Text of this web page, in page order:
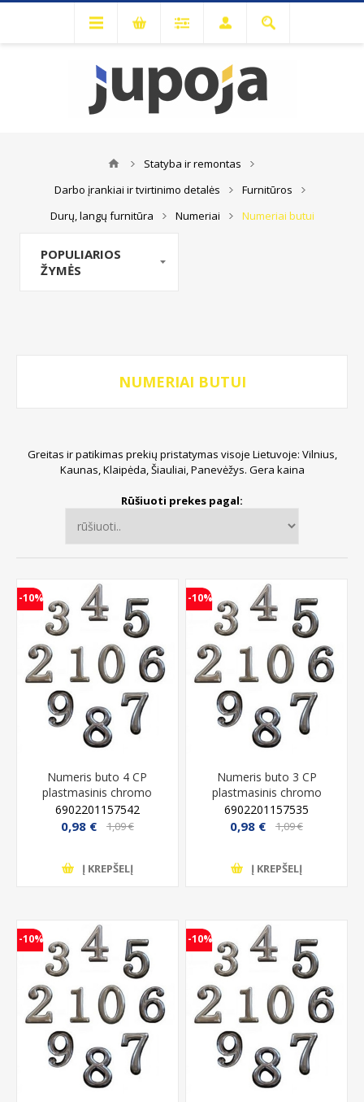
Statyba ir remontas
Darbo įrankiai ir tvirtinimo detalės
Furnitūros
Durų, langų furnitūra
Numeriai Numeriai butui
POPULIARIOS
ŽYMĖS
NUMERIAI BUTUI
Greitas ir patikimas prekių pristatymas visoje Lietuvoje: Vilnius,
Kaunas, Klaipėda, Šiauliai, Panevėžys. Gera kaina
Rūšiuoti prekes pagal:
-10%
Numeris buto 4 CP
plastmasinis chromo
6902201157542
0,98 € 1,09 €
Į KREPŠELĮ
-10%
Numeris buto 3 CP
plastmasinis chromo
6902201157535
0,98 € 1,09 €
Į KREPŠELĮ
-10% -10%